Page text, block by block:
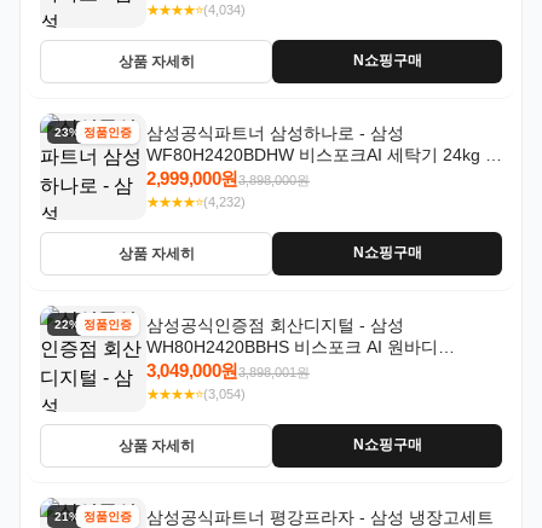
★★★★⭐(4,034)
상품 자세히 N쇼핑구매
23% 할인정품인증
삼성공식파트너 삼성하나로 - 삼성
WF80H2420BDHW 비스포크AI 세탁기 24kg 건
조기 20kg 세제자동투입
2,999,000원3,898,000원
★★★★⭐(4,232)
상품 자세히 N쇼핑구매
22% 할인정품인증
삼성공식인증점 회산디지털 - 삼성
WH80H2420BBHS 비스포크 AI 원바디
24kg+20kg 세제자동투입 1등급
3,049,000원3,898,001원
★★★★⭐(3,054)
상품 자세히 N쇼핑구매
21% 할인정품인증
삼성공식파트너 평강프라자 - 삼성 냉장고세트